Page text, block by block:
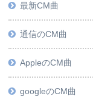
最新CM曲
通信のCM曲
AppleのCM曲
googleのCM曲